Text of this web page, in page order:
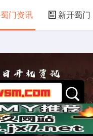
蜀门资讯 新开蜀门